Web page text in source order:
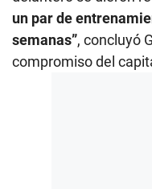
un par de
semanas”, concluyó
compromiso del